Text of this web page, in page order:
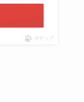
ポチップ